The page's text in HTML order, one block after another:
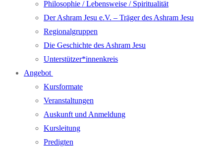
Philosophie / Lebensweise / Spiritualität
Der Ashram Jesu e.V. – Träger des Ashram Jesu
Regionalgruppen
Die Geschichte des Ashram Jesu
Unterstützer*innenkreis
Angebot
Kursformate
Veranstaltungen
Auskunft und Anmeldung
Kursleitung
Predigten